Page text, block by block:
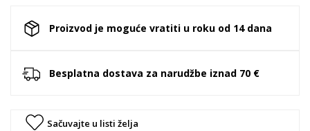
Proizvod je moguće vratiti u roku od 14 dana
Besplatna dostava za narudžbe iznad 70 €
Sačuvajte u listi želja